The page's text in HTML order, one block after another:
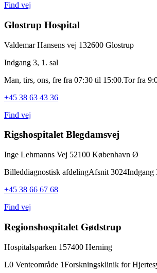
Find vej
Glostrup Hospital
Valdemar Hansens vej 132600 Glostrup
Indgang 3, 1. sal
Man, tirs, ons, fre fra 07:30 til 15:00.Tor fra
+45 38 63 43 36
Find vej
Rigshospitalet Blegdamsvej
Inge Lehmanns Vej 52100 København Ø
Billeddiagnostisk afdelingAfsnit 3024Indgang
+45 38 66 67 68
Find vej
Regionshospitalet Gødstrup
Hospitalsparken 157400 Herning
L0 Venteområde 1Forskningsklinik for